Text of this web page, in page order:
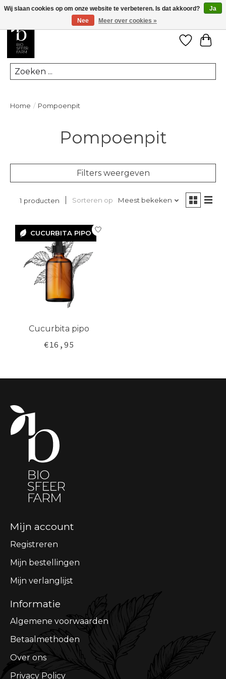
Zoeken
Home / Pompoenpit
Pompoenpit
Filters weergeven
1 producten Sorteren op Meest bekeken
CUCURBITA PIPO
CUCURBITA
PIPO
Cucurbita pipo
€16,95
Mijn account
Registreren
Mijn bestellingen
Mijn verlanglijst
Informatie
Algemene voorwaarden
Betaalmethoden
Over ons
Privacy Policy
Wij slaan cookies op om onze website te verbeteren. Is dat akkoord?
Ja
Nee
Meer over cookies »